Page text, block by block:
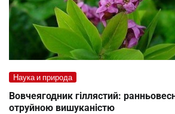
Наука и природа
Вовчеягодник гіллястий:
отруйною вишуканістю